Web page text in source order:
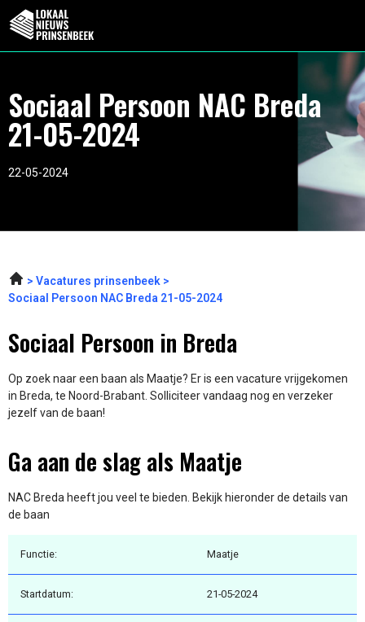
Sociaal Persoon NAC Breda
21-05-2024
22-05-2024
Vacatures prinsenbeek
Sociaal Persoon NAC Breda 21-05-2024
Sociaal Persoon in Breda
Op zoek naar een baan als Maatje? Er is een vacature vrijgekomen
in Breda, te Noord-Brabant. Solliciteer vandaag nog en verzeker
jezelf van de baan!
Ga aan de slag als Maatje
NAC Breda heeft jou veel te bieden. Bekijk hieronder de details van
de baan
Functie: Maatje
Startdatum: 21-05-2024